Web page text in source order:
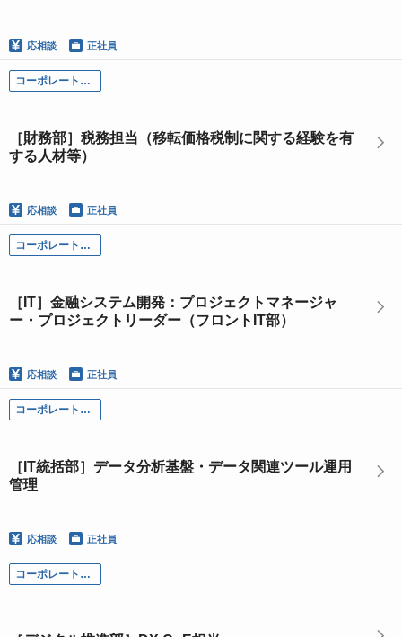
応相談 正社員
コーポレート部門
［財務部］税務担当（移転価格税制に関する経験を有
する人材等）
応相談 正社員
コーポレート部門
［IT］金融システム開発：プロジェクトマネージャ
ー・プロジェクトリーダー（フロントIT部）
応相談 正社員
コーポレート部門
［IT統括部］データ分析基盤・データ関連ツール運用
管理
応相談 正社員
コーポレート部門